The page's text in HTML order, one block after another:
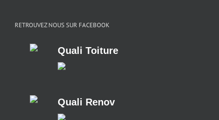
RETROUVEZ NOUS SUR FACEBOOK
Quali Toiture
Quali Renov